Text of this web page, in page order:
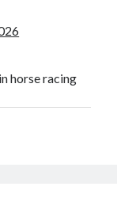
horse racing​